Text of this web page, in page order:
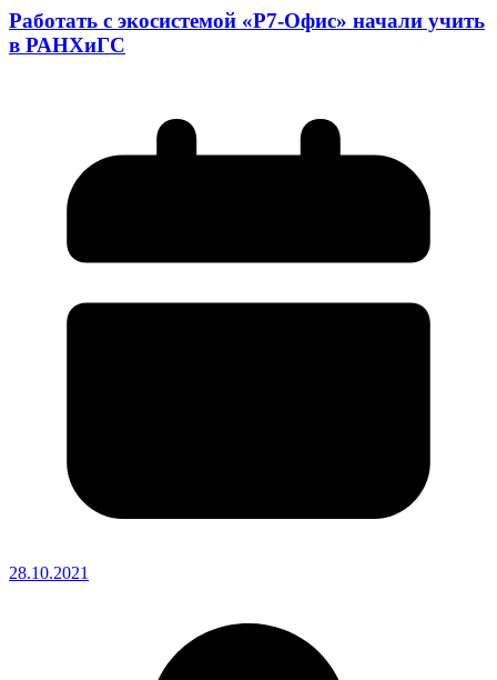
Работать с экосистемой «Р7-Офис» начали учить
в РАНХиГС
28.10.2021